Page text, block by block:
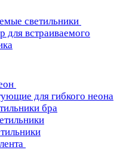
светильники
для встраиваемого
для гибкого неона
бра